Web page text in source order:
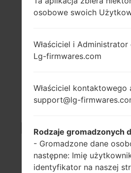
LG AS985
SERII
osobowe swoich
Właściciel i Administrator
Lg-firmwares.com
Właściciel kontaktowego
support@lg-
Rodzaje gromadzonych
- Gromadzone dane
następne: Imię
identyfikator na naszej